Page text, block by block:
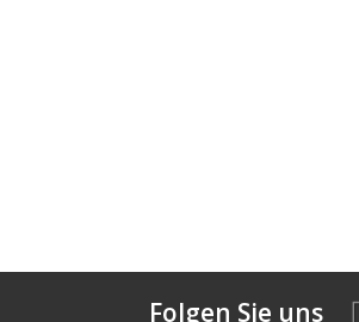
Folgen Sie uns